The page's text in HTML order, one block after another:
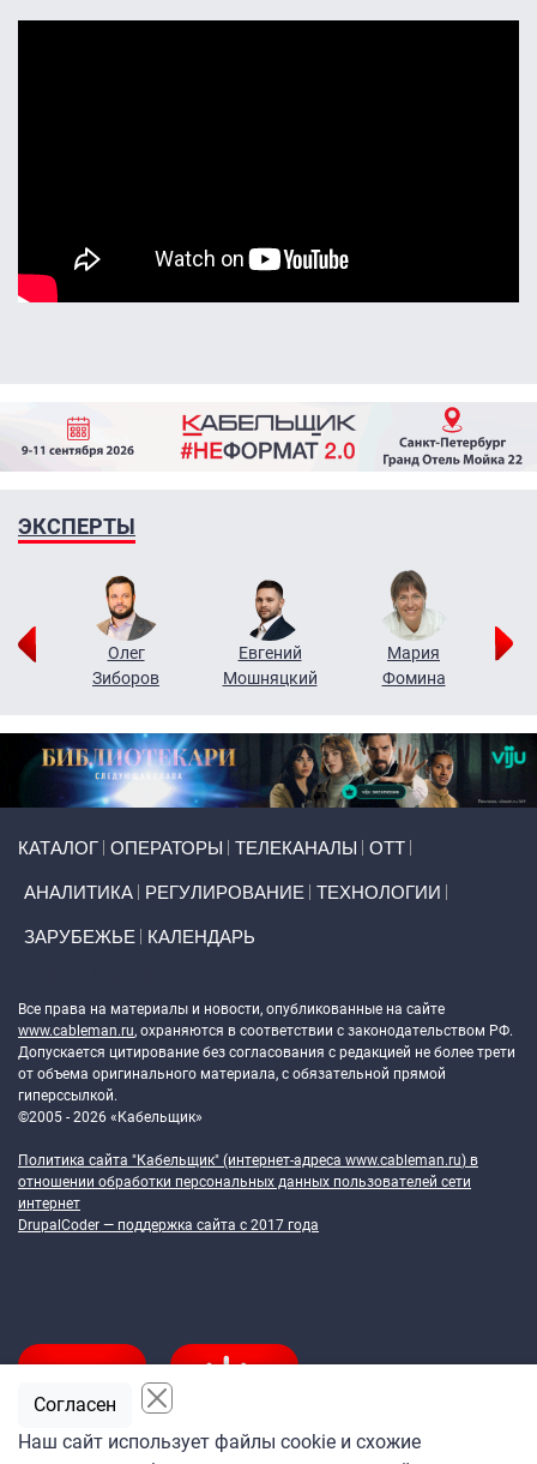
ЭКСПЕРТЫ
Олег
Зиборов
Евгений
Мошняцкий
Мария
Фомина
КАТАЛОГ ОПЕРАТОРЫ ТЕЛЕКАНАЛЫ ОТТ
АНАЛИТИКА РЕГУЛИРОВАНИЕ ТЕХНОЛОГИИ
ЗАРУБЕЖЬЕ КАЛЕНДАРЬ
Все права на материалы и новости, опубликованные на сайте
www.cableman.ru, охраняются в соответствии с законодательством РФ.
Допускается цитирование без согласования с редакцией не более трети
от объема оригинального материала, с обязательной прямой
гиперссылкой.
©2005 - 2026 «Кабельщик»
Политика сайта "Кабельщик" (интернет-адреса www.cableman.ru) в
отношении обработки персональных данных пользователей сети
интернет
DrupalCoder — поддержка сайта c 2017 года
Наш сайт использует файлы cookie и схожие
Согласен